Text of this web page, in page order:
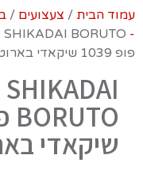
עמוד הבית / צעצועים /
- BARUTO
פופ 1039 שיקאדי בארוטו
שיקאדי